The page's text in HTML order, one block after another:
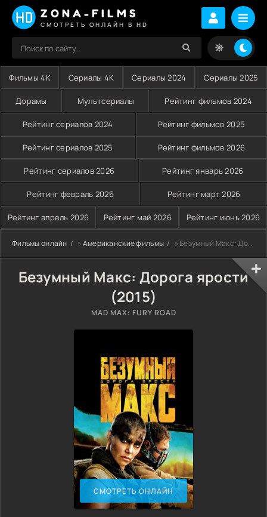
ZONA-FILMS
СМОТРЕТЬ ОНЛАЙН В HD
Фильмы 4K Сериалы 4K Сериалы 2024 Сериалы 2025
Дорамы Мультсериалы Рейтинг фильмов 2024
Рейтинг сериалов 2024 Рейтинг фильмов 2025
Рейтинг сериалов 2025 Рейтинг фильмов 2026
Рейтинг сериалов 2026 Рейтинг январь 2026
Рейтинг февраль 2026 Рейтинг март 2026
Рейтинг апрель 2026 Рейтинг май 2026 Рейтинг июнь 2026
Фильмы онлайн » Американские фильмы » Безумный Макс: Дорога ярости (2015)
Безумный Макс: Дорога ярости
(2015)
MAD MAX: FURY ROAD
СМОТРЕТЬ ОНЛАЙН